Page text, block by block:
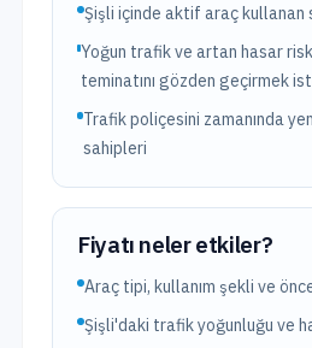
Şişli içinde aktif araç kullanan
Yoğun trafik ve artan hasar
teminatını gözden geçirmek
Trafik poliçesini zamanında
sahipleri
Fiyatı neler etkiler?
Araç tipi, kullanım şekli ve
Şişli'daki trafik yoğunluğu ve